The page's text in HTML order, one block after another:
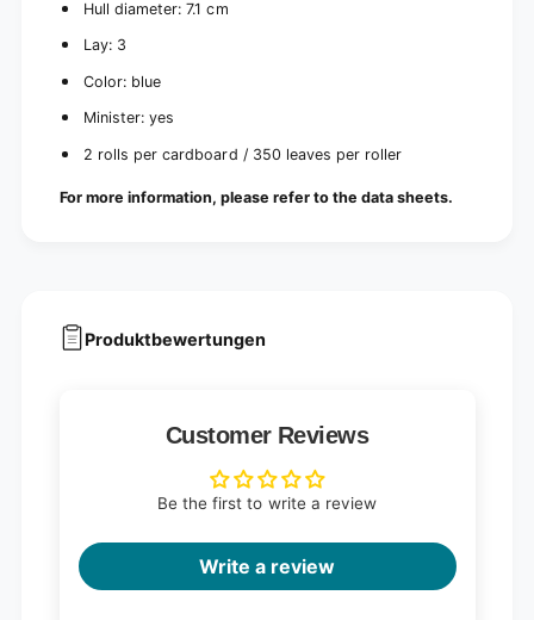
d
2
r
l
l
s
r
d
2
o
l
s
Hull diameter: 7.1 cm
Lay: 3
Color: blue
Minister: yes
2 rolls per cardboard / 350 leaves per roller
For more information, please refer to the data sheets.
Produktbewertungen
Customer Reviews
Be the first to write a review
Write a review